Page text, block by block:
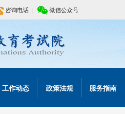
咨询电话 | 微信公众号
工作动态 政策法规 服务指南